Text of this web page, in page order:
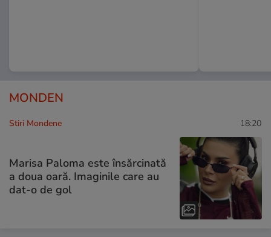
MONDEN
Stiri Mondene 18:20
Marisa Paloma este însărcinată
a doua oară. Imaginile care au
dat-o de gol